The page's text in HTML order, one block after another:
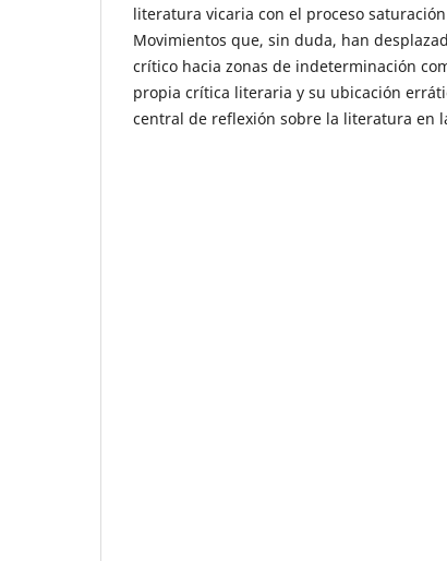
literatura vicaria con el proceso
Movimientos que, sin duda, han
crítico hacia zonas de indeterminación
propia crítica literaria y su ubicación
central de reflexión sobre la literatura en